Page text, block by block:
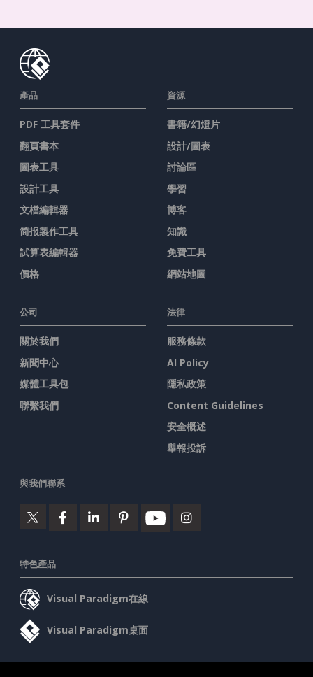
產品
PDF 工具套件
翻頁書本
圖表工具
設計工具
文檔編輯器
简报製作工具
試算表編輯器
價格
資源
書籍/幻燈片
設計/圖表
討論區
學習
博客
知識
免費工具
網站地圖
公司
關於我們
新聞中心
媒體工具包
聯繫我們
法律
服務條款
AI Policy
隱私政策
Content Guidelines
安全概述
舉報投訴
與我們聯系
特色產品
Visual Paradigm在線
Visual Paradigm桌面